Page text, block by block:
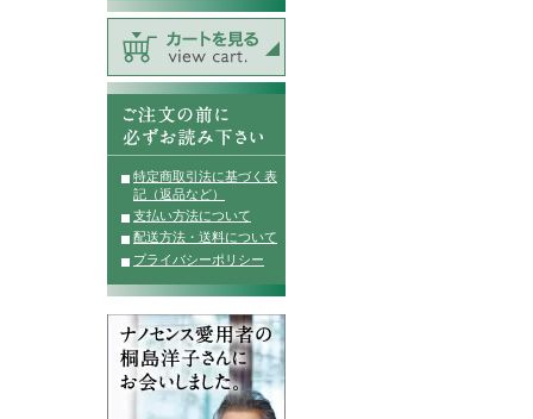
特定商取引法に基づく表
記（返品など）
支払い方法について
配送方法・送料について
プライバシーポリシー